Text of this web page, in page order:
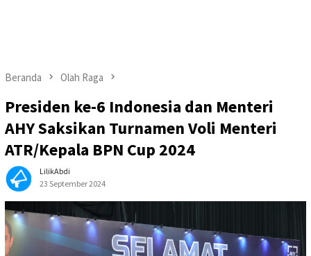
Beranda Olah Raga
Presiden ke-6 Indonesia dan Menteri
AHY Saksikan Turnamen Voli Menteri
ATR/Kepala BPN Cup 2024
LilikAbdi
23 September 2024